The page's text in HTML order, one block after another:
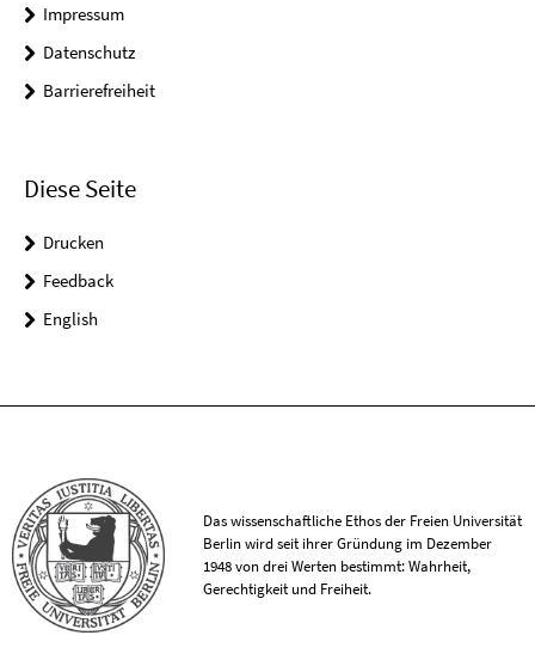
Impressum
Datenschutz
Barrierefreiheit
Diese Seite
Drucken
Feedback
English
Das wissenschaftliche Ethos der Freien Universität
Berlin wird seit ihrer Gründung im Dezember
1948 von drei Werten bestimmt: Wahrheit,
Gerechtigkeit und Freiheit.